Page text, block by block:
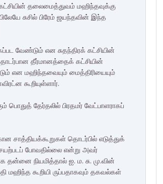
கட்சியின் தலைமைத்துவம் மஹிந்தவுக்கு
சுசில் பிரேம் ஜயந்தவின் இந்த
வேண்டும் என சுதந்திரக் கட்சியின்
தொடர்பான தீர்மானத்தைக் கட்சியின்
என மஹிந்தவையும் மைத்திரியையும்
கூறியுள்ளார்.
பொதுத் தேர்தலில் பிரதமர் வேட்பாளராகப்
சாத்தியக்கூறுகள் தொடர்பில் எடுத்துக்
போவதில்லை என்று அவர்
தன்னை நியமித்தால் ஐ. ம. சு. மு.வின்
மஹிந்த கூறியி ருப்பதாகவும் தகவல்கள்